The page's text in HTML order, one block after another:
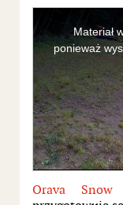
a
modal
window.
Materiał
ponieważ
Orava Snow